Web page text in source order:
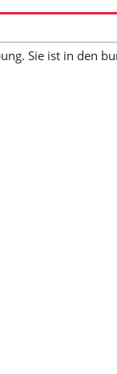
Sie ist in den